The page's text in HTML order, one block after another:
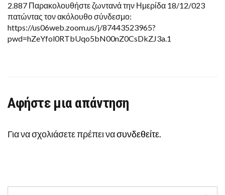
ΤΟΥΡΙΣΤΙΚΏΝ
ΕΠΙΧΕΙΡΉΣΕΩΝ
ΚΑΙ
ΣΥΝΑΦΏΝ
ΕΠΑΓΓΕΛΜΆΤΩΝ
ΕΛΛΆΔΑΣ
2.887 Παρακολουθήστε ζωντανά την Ημερίδα 18/12/023
πατώντας τον ακόλουθο σύνδεσμο:
https://us06web.zoom.us/j/87443523965?
pwd=hZeYfol0RTbUqo5bN00nZ0CsDkZJ3a.1
Αφήστε μια απάντηση
Για να σχολιάσετε πρέπει νασυνδεθείτε.